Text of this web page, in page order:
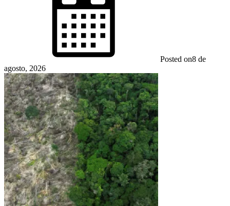
Posted on8 de
agosto, 2026